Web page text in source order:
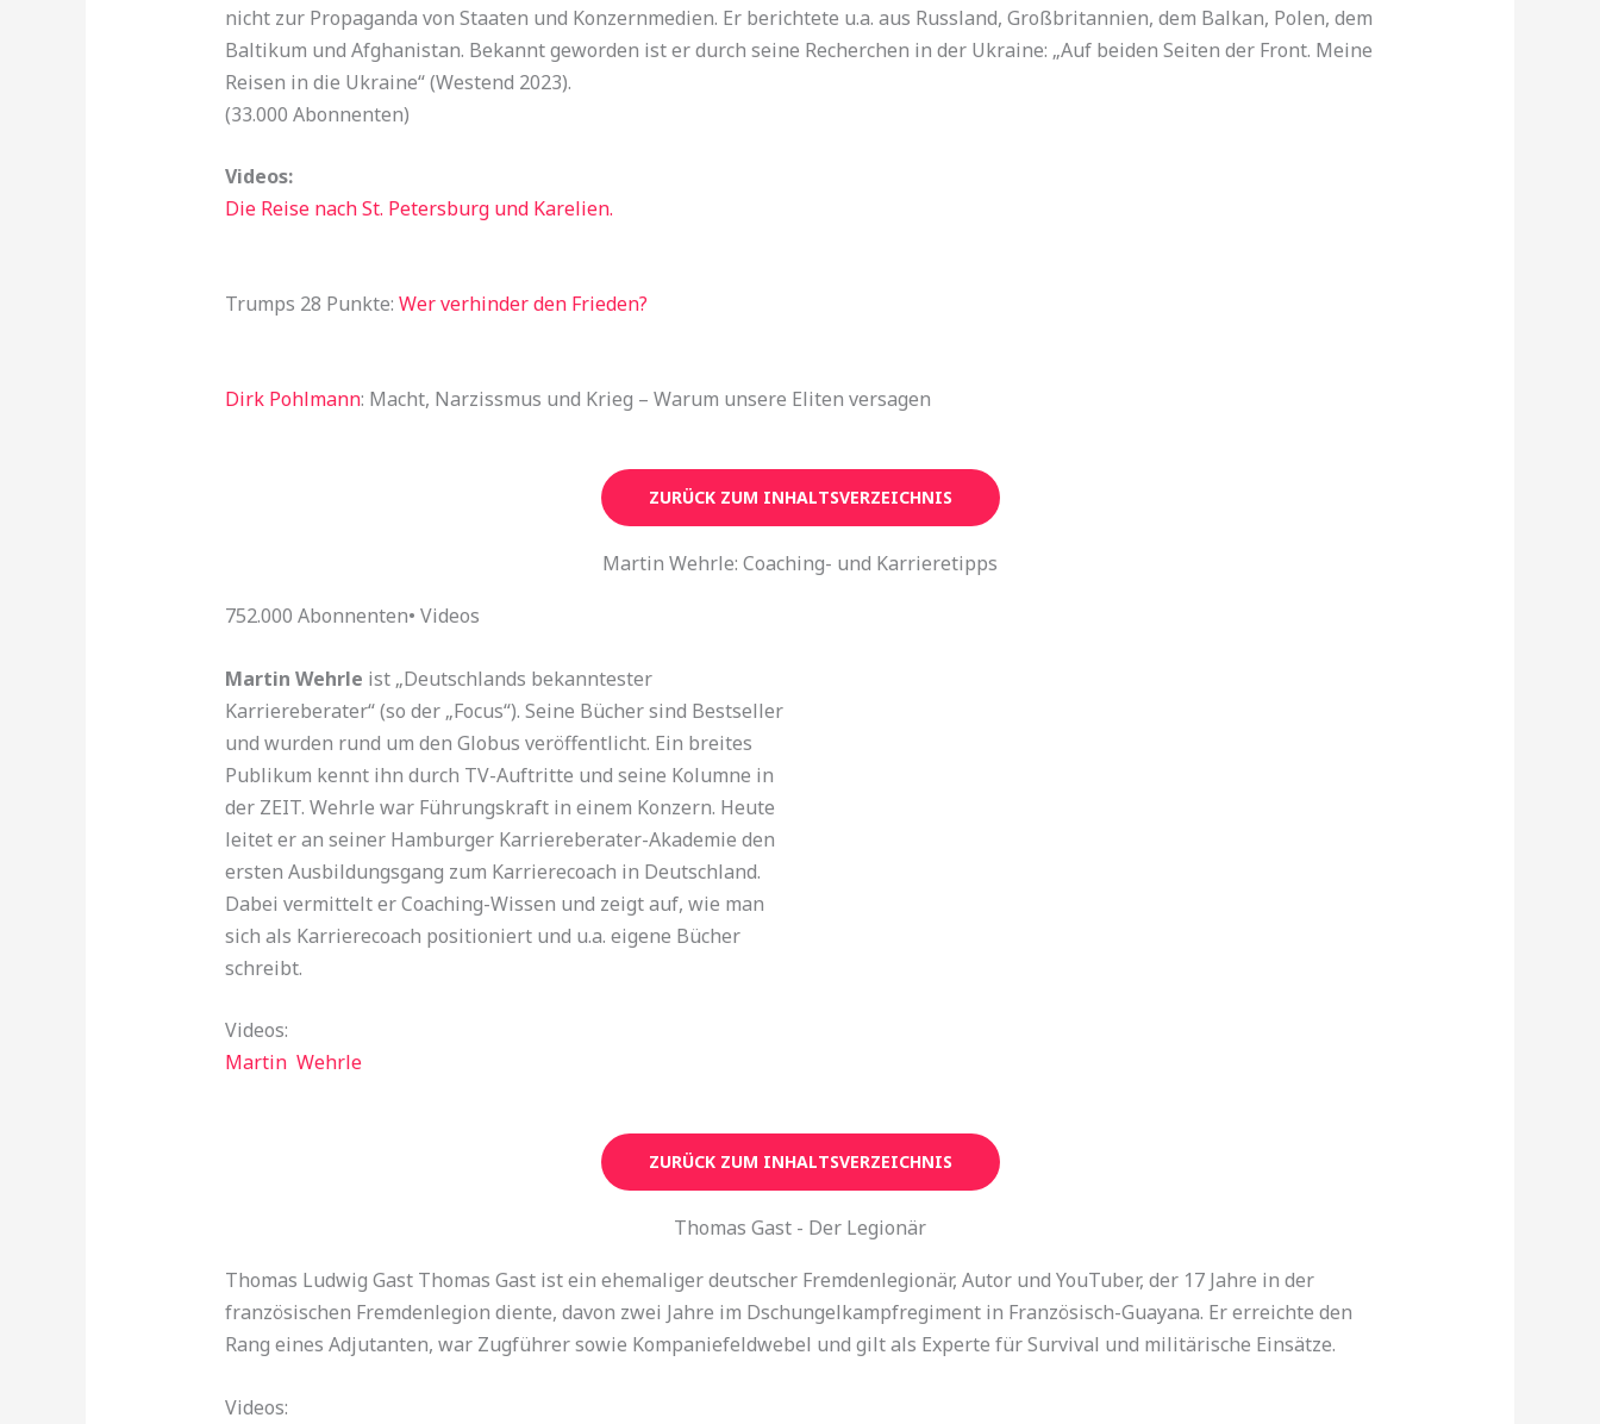
nicht zur Propaganda von Staaten und Konzernmedien. Er berichtete u.a. aus Russland, Großbritannien, dem Balkan, Polen, dem
Baltikum und Afghanistan. Bekannt geworden ist er durch seine Recherchen in der Ukraine: „Auf beiden Seiten der Front. Meine
Reisen in die Ukraine“ (Westend 2023).
(33.000 Abonnenten)
Videos:
Die Reise nach St. Petersburg und Karelien.
Trumps 28 Punkte: Wer verhinder den Frieden?
Dirk Pohlmann: Macht, Narzissmus und Krieg – Warum unsere Eliten versagen
ZURÜCK ZUM INHALTSVERZEICHNIS
Martin Wehrle: Coaching- und Karrieretipps
752.000 Abonnenten• Videos
Martin Wehrle ist „Deutschlands bekanntester
Karriereberater“ (so der „Focus“). Seine Bücher sind Bestseller
und wurden rund um den Globus veröffentlicht. Ein breites
Publikum kennt ihn durch TV-Auftritte und seine Kolumne in
der ZEIT. Wehrle war Führungskraft in einem Konzern. Heute
leitet er an seiner Hamburger Karriereberater-Akademie den
ersten Ausbildungsgang zum Karrierecoach in Deutschland.
Dabei vermittelt er Coaching-Wissen und zeigt auf, wie man
sich als Karrierecoach positioniert und u.a. eigene Bücher
schreibt.
Videos:
Martin Wehrle
ZURÜCK ZUM INHALTSVERZEICHNIS
Thomas Gast - Der Legionär
Thomas Ludwig Gast Thomas Gast ist ein ehemaliger deutscher Fremdenlegionär, Autor und YouTuber, der 17 Jahre in der
französischen Fremdenlegion diente, davon zwei Jahre im Dschungelkampfregiment in Französisch-Guayana. Er erreichte den
Rang eines Adjutanten, war Zugführer sowie Kompaniefeldwebel und gilt als Experte für Survival und militärische Einsätze.
Videos: